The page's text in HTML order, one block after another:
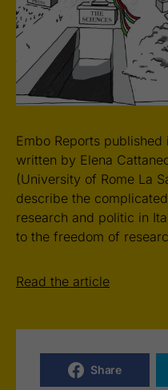
Embo Reports
written by Elena
(University of Rome La
describe the
research and politic in
to the freedom of
Read the article
Share